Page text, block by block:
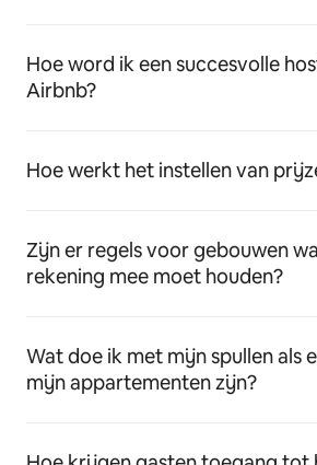
Hoe word ik een succesvolle
Airbnb?
Hoe werkt het instellen van
Zijn er regels voor gebouwen
rekening mee moet houden?
Wat doe ik met mijn spullen als
mijn appartementen zijn?